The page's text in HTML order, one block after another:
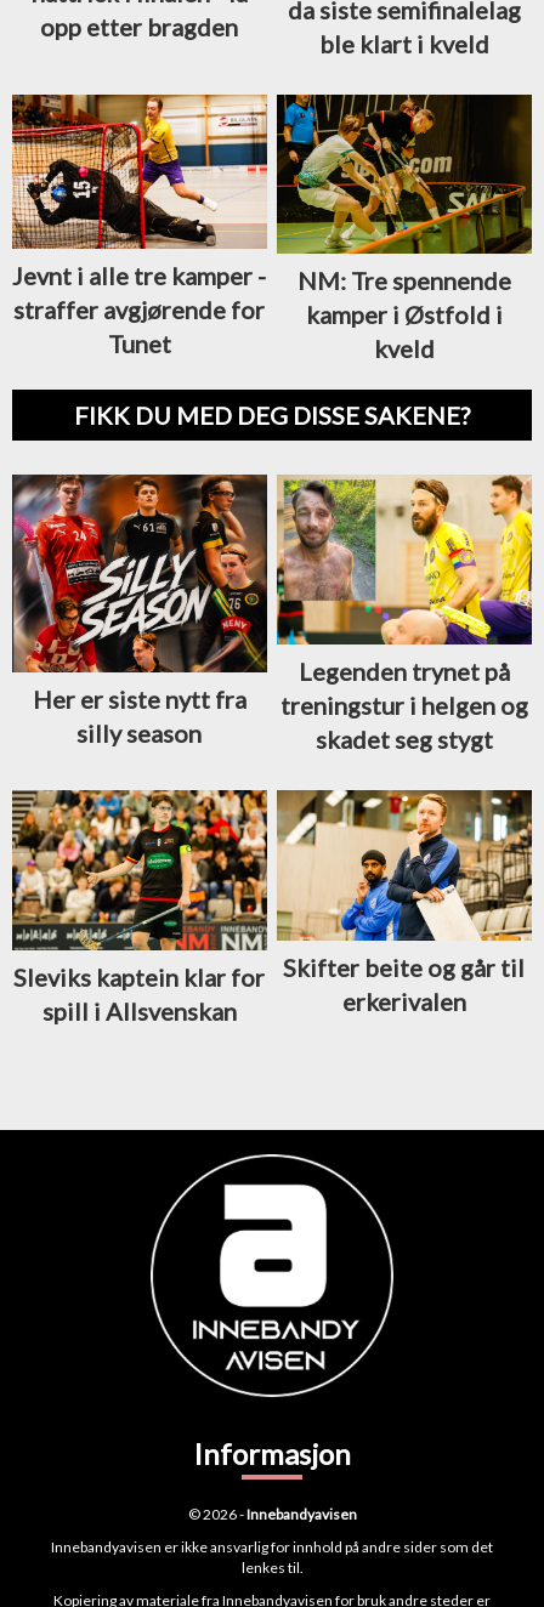
opp etter bragden
da siste semifinalelag
ble klart i kveld
Jevnt i alle tre kamper -
straffer avgjørende for
Tunet
NM: Tre spennende
kamper i Østfold i
kveld
FIKK DU MED DEG DISSE SAKENE?
Her er siste nytt fra
silly season
Legenden trynet på
treningstur i helgen og
skadet seg stygt
Sleviks kaptein klar for
spill i Allsvenskan
Skifter beite og går til
erkerivalen
Informasjon
© 2026 -Innebandyavisen
Innebandyavisen er ikke ansvarlig for innhold på andre sider som det
lenkes til.
Kopiering av materiale fra Innebandyavisen for bruk andre steder er